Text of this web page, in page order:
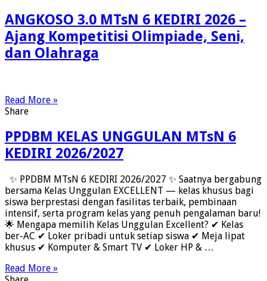
ANGKOSO 3.0 MTsN 6 KEDIRI 2026 –
Ajang Kompetitisi Olimpiade, Seni,
dan Olahraga
Read More »
Share
PPDBM KELAS UNGGULAN MTsN 6
KEDIRI 2026/2027
✨ PPDBM MTsN 6 KEDIRI 2026/2027 ✨ Saatnya bergabung
bersama Kelas Unggulan EXCELLENT — kelas khusus bagi
siswa berprestasi dengan fasilitas terbaik, pembinaan
intensif, serta program kelas yang penuh pengalaman baru!
🌟 Mengapa memilih Kelas Unggulan Excellent? ✔ Kelas
ber-AC ✔ Loker pribadi untuk setiap siswa ✔ Meja lipat
khusus ✔ Komputer & Smart TV ✔ Loker HP & …
Read More »